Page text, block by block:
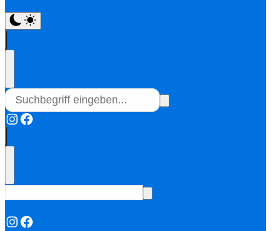
Instagram
Facebook
Instagram
Facebook